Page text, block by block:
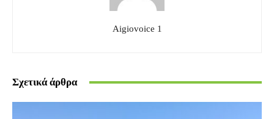
Aigiovoice 1
Σχετικά άρθρα